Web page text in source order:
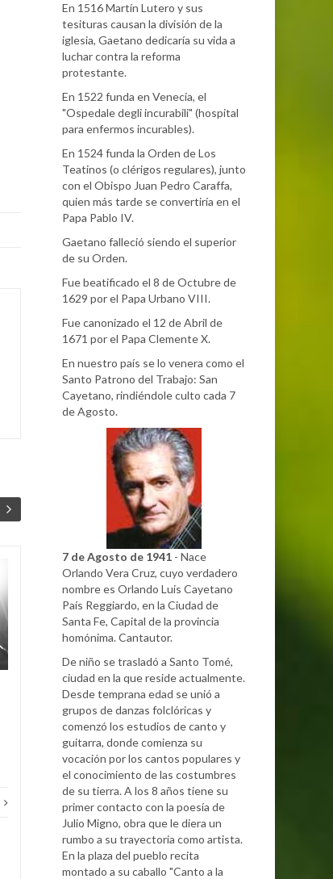
23
ABR
GASTÓN RUIZ en
SANTA FE DE MI
QUERER
...
Entrevistas Leer más
En 1516 Martín Lutero y sus
tesituras causan la división de la
iglesia, Gaetano dedicaría su vida a
luchar contra la reforma
protestante.
En 1522 funda en Venecia, el
"Ospedale degli incurabili" (hospital
para enfermos incurables).
En 1524 funda la Orden de Los
Teatinos (o clérigos regulares), junto
con el Obispo Juan Pedro Caraffa,
quien más tarde se convertiría en el
Papa Pablo IV.
Gaetano falleció siendo el superior
de su Orden.
Fue beatificado el 8 de Octubre de
1629 por el Papa Urbano VIII.
Fue canonizado el 12 de Abril de
1671 por el Papa Clemente X.
En nuestro país se lo venera como el
Santo Patrono del Trabajo: San
Cayetano, rindiéndole culto cada 7
de Agosto.
7 de Agosto de 1941 - Nace
Orlando Vera Cruz, cuyo verdadero
nombre es Orlando Luis Cayetano
País Reggiardo, en la Ciudad de
Santa Fe, Capital de la provincia
homónima. Cantautor.
De niño se trasladó a Santo Tomé,
ciudad en la que reside actualmente.
Desde temprana edad se unió a
grupos de danzas folclóricas y
comenzó los estudios de canto y
guitarra, donde comienza su
vocación por los cantos populares y
el conocimiento de las costumbres
de su tierra. A los 8 años tiene su
primer contacto con la poesía de
Julio Migno, obra que le diera un
rumbo a su trayectoria como artista.
En la plaza del pueblo recita
montado a su caballo "Canto a la